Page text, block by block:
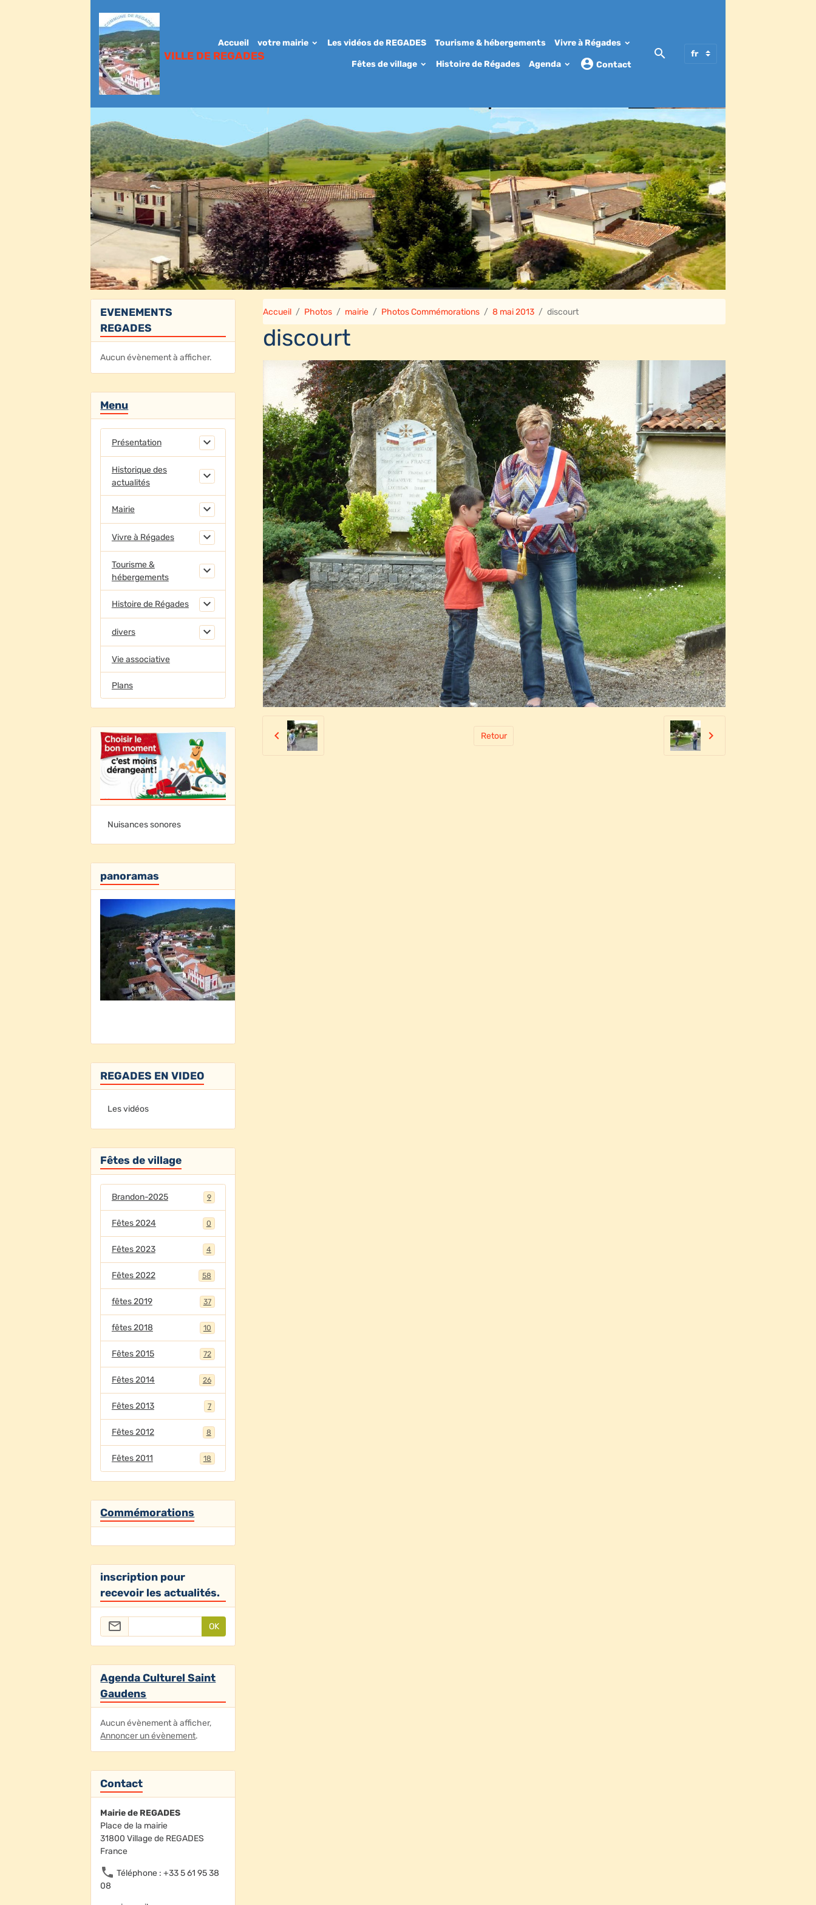
VILLE DE REGADES
Accueil votre mairie Les vidéos de REGADES Tourisme & hébergements Vivre à Régades
Fêtes de village Histoire de Régades Agenda Contact
Accueil Photos mairie Photos Commémorations 8 mai 2013 discourt
discourt
Retour
EVENEMENTS
REGADES
Aucun évènement à afficher.
Menu
Présentation
Historique des
actualités
Mairie
Vivre à Régades
Tourisme &
hébergements
Histoire de Régades
divers
Vie associative
Plans
Nuisances sonores
panoramas
REGADES EN VIDEO
Les vidéos
Fêtes de village
Brandon-2025 9
Fêtes 2024 0
Fêtes 2023 4
Fêtes 2022 58
fêtes 2019 37
fêtes 2018 10
Fêtes 2015 72
Fêtes 2014 26
Fêtes 2013 7
Fêtes 2012 8
Fêtes 2011 18
Commémorations
inscription pour
recevoir les actualités.
OK
Agenda Culturel Saint
Gaudens
Aucun évènement à afficher,
Annoncer un évènement.
Contact
Mairie de REGADES
Place de la mairie
31800 Village de REGADES
France
Téléphone : +33 5 61 95 38
08